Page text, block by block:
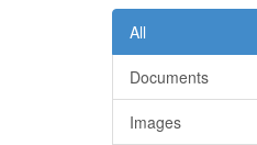
All
Documents
Images